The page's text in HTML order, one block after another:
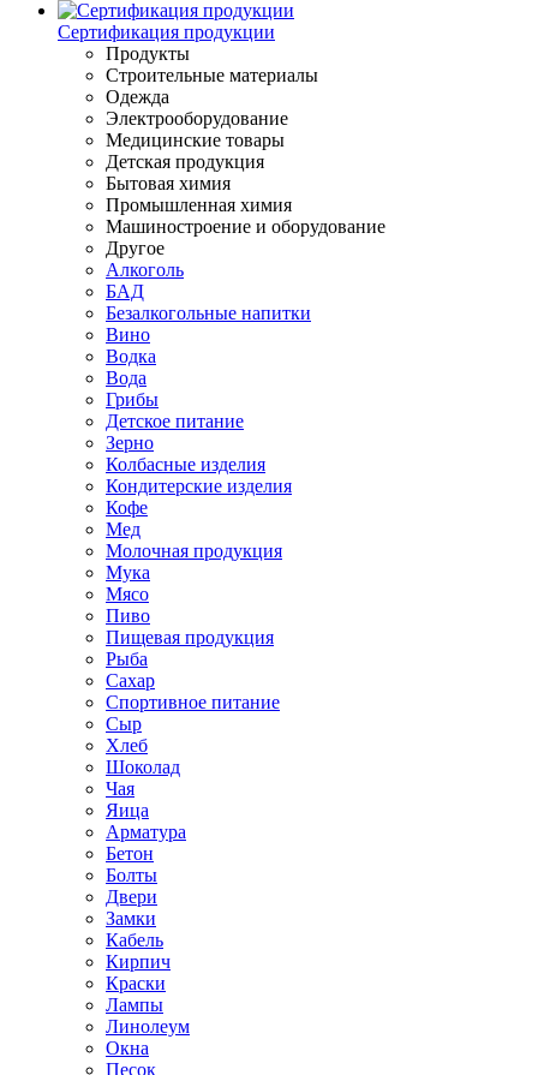
Сертификация продукции
Продукты
Строительные материалы
Одежда
Электрооборудование
Медицинские товары
Детская продукция
Бытовая химия
Промышленная химия
Машиностроение и оборудование
Другое
Алкоголь
БАД
Безалкогольные напитки
Вино
Водка
Вода
Грибы
Детское питание
Зерно
Колбасные изделия
Кондитерские изделия
Кофе
Мед
Молочная продукция
Мука
Мясо
Пиво
Пищевая продукция
Рыба
Сахар
Спортивное питание
Сыр
Хлеб
Шоколад
Чая
Яица
Арматура
Бетон
Болты
Двери
Замки
Кабель
Кирпич
Краски
Лампы
Линолеум
Окна
Песок